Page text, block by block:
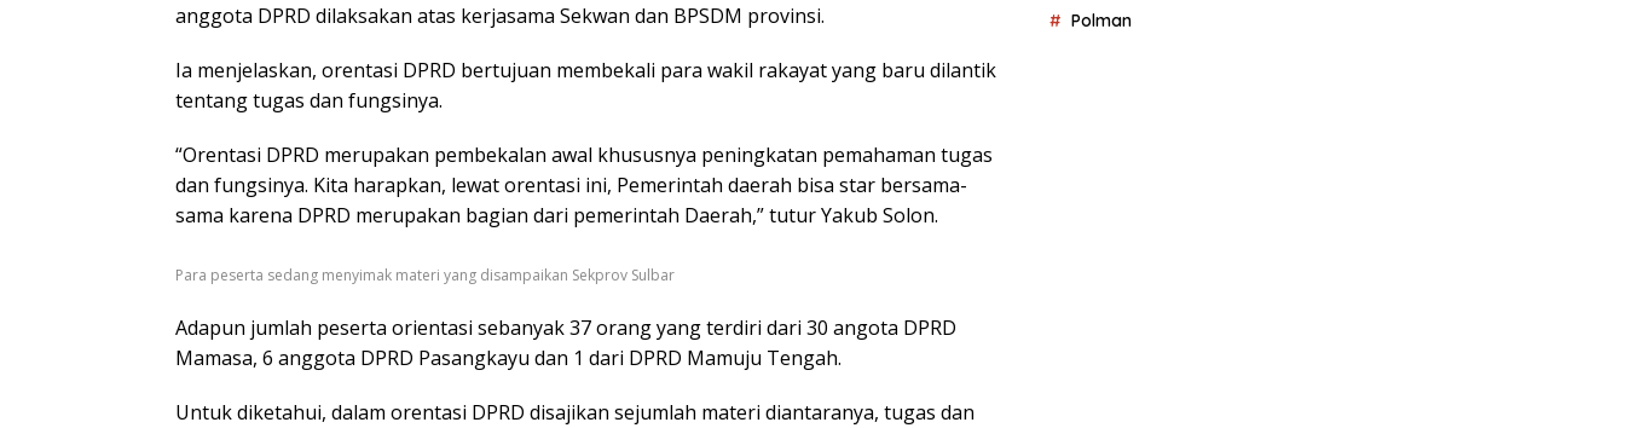
anggota DPRD dilaksakan atas kerjasama Sekwan dan BPSDM provinsi.
Ia menjelaskan, orentasi DPRD bertujuan membekali para wakil rakayat yang baru dilantik
tentang tugas dan fungsinya.
“Orentasi DPRD merupakan pembekalan awal khususnya peningkatan pemahaman tugas
dan fungsinya. Kita harapkan, lewat orentasi ini, Pemerintah daerah bisa star bersama-
sama karena DPRD merupakan bagian dari pemerintah Daerah,” tutur Yakub Solon.
Para peserta sedang menyimak materi yang disampaikan Sekprov Sulbar
Adapun jumlah peserta orientasi sebanyak 37 orang yang terdiri dari 30 angota DPRD
Mamasa, 6 anggota DPRD Pasangkayu dan 1 dari DPRD Mamuju Tengah.
Untuk diketahui, dalam orentasi DPRD disajikan sejumlah materi diantaranya, tugas dan
Polman